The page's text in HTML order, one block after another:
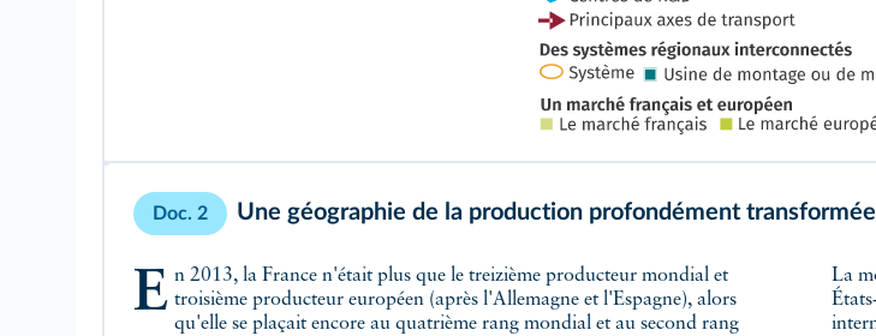
Doc. 2 Une géographie de la production profondément transformée
En 2013, la France n'était plus que le treizième producteur mondial et troisième producteur européen (après l'Allemagne et l'Espagne), alors
qu'elle se plaçait encore au quatrième rang mondial et au second rang
La mondialisation a rompu le contrat tacite qui liait les entreprises aux États‑nations. L'État s'engageait à protéger les entreprises de la concurrence
internationale en recourant aux barrières douanières et à d'autres mesures